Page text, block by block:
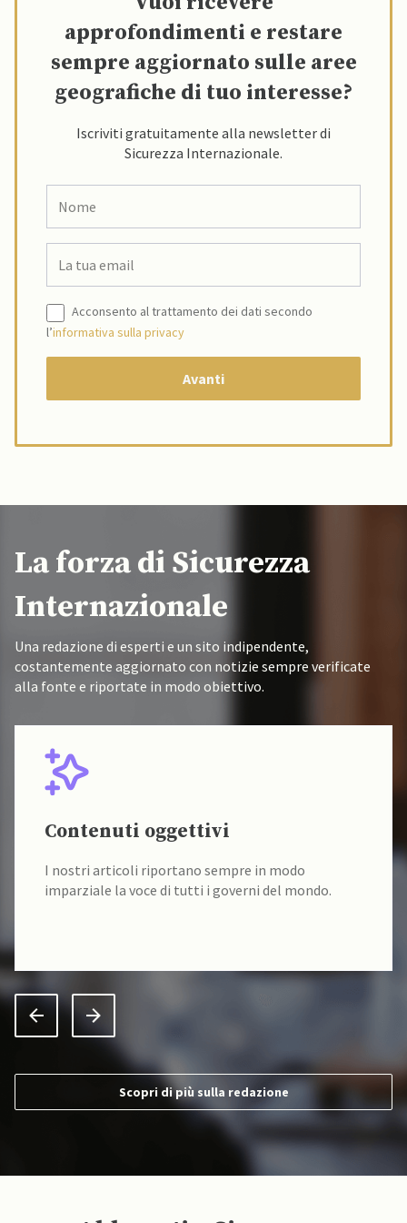
approfondimenti e restare
sempre aggiornato sulle aree
geografiche di tuo interesse?
Iscriviti gratuitamente alla newsletter di
Sicurezza Internazionale.
Acconsento al trattamento dei dati secondo
l’informativa sulla privacy
La forza di Sicurezza
Internazionale
Una redazione di esperti e un sito indipendente,
costantemente aggiornato con notizie sempre verificate
alla fonte e riportate in modo obiettivo.
Contenuti oggettivi
I nostri articoli riportano sempre in modo
imparziale la voce di tutti i governi del mondo.
Scopri di più sulla redazione